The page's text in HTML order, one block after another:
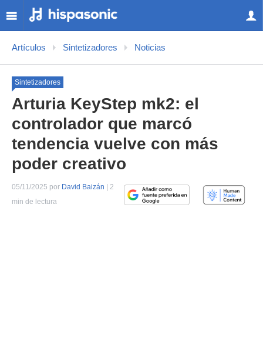
Artículos Sintetizadores Noticias
Sintetizadores
Arturia KeyStep mk2: el
controlador que marcó
tendencia vuelve con más
poder creativo
05/11/2025 por David Baizán | 2
min de lectura